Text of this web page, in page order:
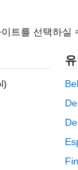
for the
externally
of
to be saved
트를 선택하실